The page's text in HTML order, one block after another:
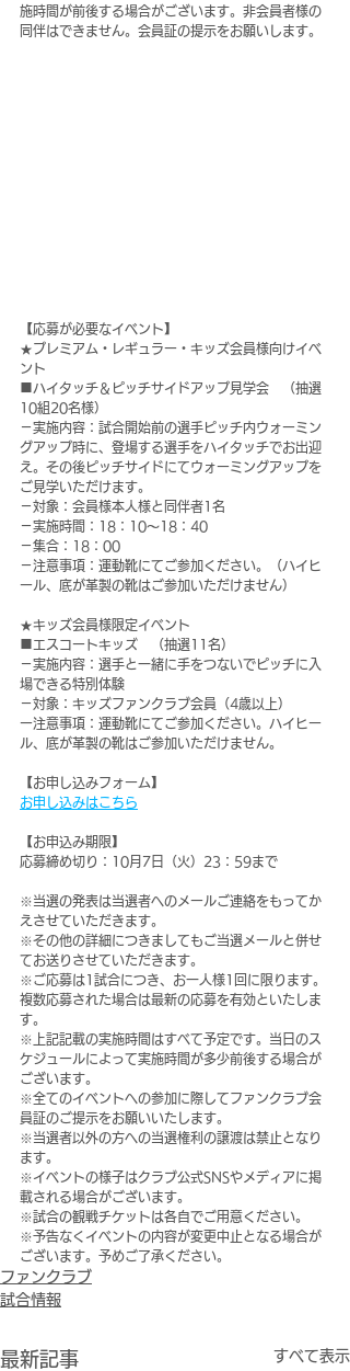
施時間が前後する場合がございます。非会員者様の
同伴はできません。会員証の提示をお願いします。
【応募が必要なイベント】
★プレミアム・レギュラー・キッズ会員様向けイベ
ント
■ハイタッチ＆ピッチサイドアップ見学会　（抽選
10組20名様）
－実施内容：試合開始前の選手ピッチ内ウォーミン
グアップ時に、登場する選手をハイタッチでお出迎
え。その後ピッチサイドにてウォーミングアップを
ご見学いただけます。
－対象：会員様本人様と同伴者1名
－実施時間：18：10～18：40
－集合：18：00
－注意事項：運動靴にてご参加ください。（ハイヒ
ール、底が革製の靴はご参加いただけません）
★キッズ会員様限定イベント
■エスコートキッズ　（抽選11名）
－実施内容：選手と一緒に手をつないでピッチに入
場できる特別体験
－対象：キッズファンクラブ会員（4歳以上）
ー注意事項：運動靴にてご参加ください。ハイヒー
ル、底が革製の靴はご参加いただけません。
【お申し込みフォーム】
お申し込みはこちら
【お申込み期限】
応募締め切り：10月7日（火）23：59まで
※当選の発表は当選者へのメールご連絡をもってか
えさせていただきます。
※その他の詳細につきましてもご当選メールと併せ
てお送りさせていただきます。
※ご応募は1試合につき、お一人様1回に限ります。
複数応募された場合は最新の応募を有効といたしま
す。
※上記記載の実施時間はすべて予定です。当日のス
ケジュールによって実施時間が多少前後する場合が
ございます。
※全てのイベントへの参加に際してファンクラブ会
員証のご提示をお願いいたします。
※当選者以外の方への当選権利の譲渡は禁止となり
ます。
※イベントの様子はクラブ公式SNSやメディアに掲
載される場合がございます。
※試合の観戦チケットは各自でご用意ください。
※予告なくイベントの内容が変更中止となる場合が
ございます。予めご了承ください。
ファンクラブ
試合情報
最新記事 すべて表示